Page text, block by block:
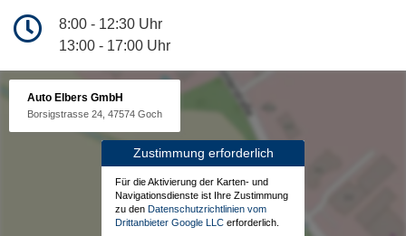
8:00 - 12:30 Uhr
13:00 - 17:00 Uhr
Auto Elbers GmbH
Borsigstrasse 24, 47574 Goch
Zustimmung erforderlich
Für die Aktivierung der Karten- und
Navigationsdienste ist Ihre Zustimmung
zu den Datenschutzrichtlinien vom
Drittanbieter Google LLC erforderlich.